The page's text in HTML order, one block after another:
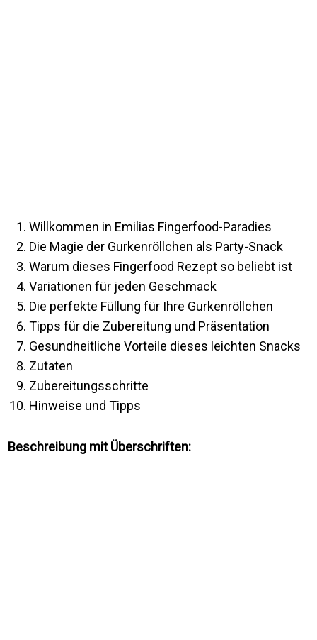
Willkommen in Emilias Fingerfood-Paradies
Die Magie der Gurkenröllchen als Party-Snack
Warum dieses Fingerfood Rezept so beliebt ist
Variationen für jeden Geschmack
Die perfekte Füllung für Ihre Gurkenröllchen
Tipps für die Zubereitung und Präsentation
Gesundheitliche Vorteile dieses leichten Snacks
Zutaten
Zubereitungsschritte
Hinweise und Tipps
Beschreibung mit Überschriften: